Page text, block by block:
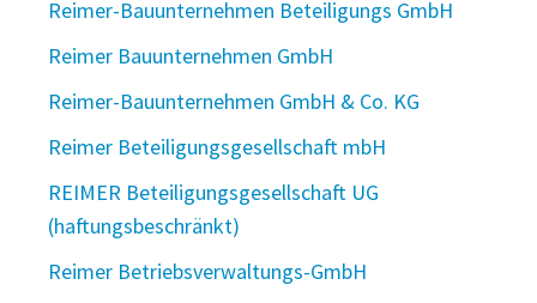
Reimer-Bauunternehmen Beteiligungs GmbH
Reimer Bauunternehmen GmbH
Reimer-Bauunternehmen GmbH & Co. KG
Reimer Beteiligungsgesellschaft mbH
REIMER Beteiligungsgesellschaft UG
(haftungsbeschränkt)
Reimer Betriebsverwaltungs-GmbH